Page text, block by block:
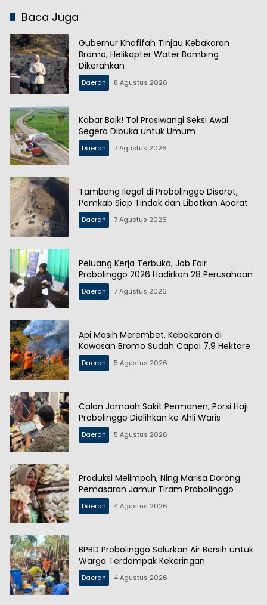
Baca Juga
Gubernur Khofifah Tinjau Kebakaran
Bromo, Helikopter Water Bombing
Dikerahkan
Daerah 8 Agustus 2026
Kabar Baik! Tol Prosiwangi Seksi Awal
Segera Dibuka untuk Umum
Daerah 7 Agustus 2026
Tambang Ilegal di Probolinggo Disorot,
Pemkab Siap Tindak dan Libatkan Aparat
Daerah 7 Agustus 2026
Peluang Kerja Terbuka, Job Fair
Probolinggo 2026 Hadirkan 28 Perusahaan
Daerah 7 Agustus 2026
Api Masih Merembet, Kebakaran di
Kawasan Bromo Sudah Capai 7,9 Hektare
Daerah 5 Agustus 2026
Calon Jamaah Sakit Permanen, Porsi Haji
Probolinggo Dialihkan ke Ahli Waris
Daerah 5 Agustus 2026
Produksi Melimpah, Ning Marisa Dorong
Pemasaran Jamur Tiram Probolinggo
Daerah 4 Agustus 2026
BPBD Probolinggo Salurkan Air Bersih untuk
Warga Terdampak Kekeringan
Daerah 4 Agustus 2026